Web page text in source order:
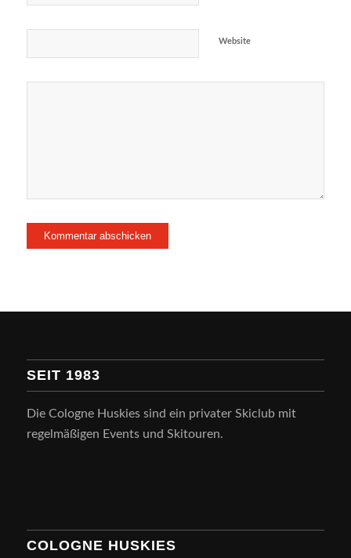
Website
SEIT 1983
Die Cologne Huskies sind ein privater Skiclub mit
regelmäßigen Events und Skitouren.
COLOGNE HUSKIES